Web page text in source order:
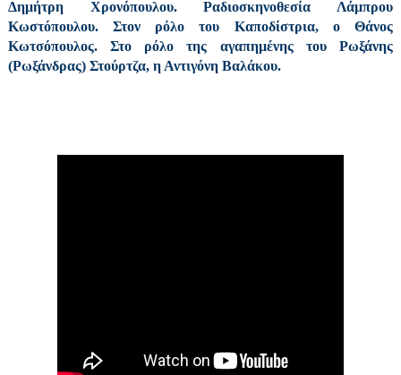
Δημήτρη Χρονόπουλου. Ραδιοσκηνοθεσία Λάμπρου
Κωστόπουλου. Στον ρόλο του Καποδίστρια, ο Θάνος
Κωτσόπουλος. Στο ρόλο της αγαπημένης του Ρωξάνης
(Ρωξάνδρας) Στούρτζα, η Αντιγόνη Βαλάκου.